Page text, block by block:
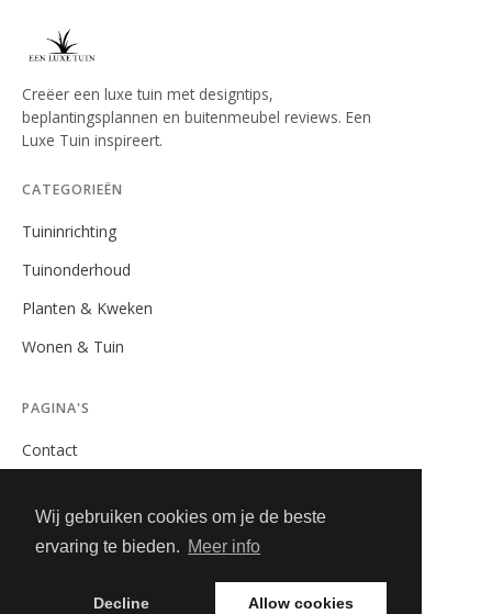
Wij gebruiken cookies om je de beste
ervaring te bieden. Meer info
Decline Allow cookies
Creëer een luxe tuin met designtips,
beplantingsplannen en buitenmeubel reviews. Een
Luxe Tuin inspireert.
CATEGORIEËN
Tuininrichting
Tuinonderhoud
Planten & Kweken
Wonen & Tuin
PAGINA'S
Contact
Algemene Voorwaarden